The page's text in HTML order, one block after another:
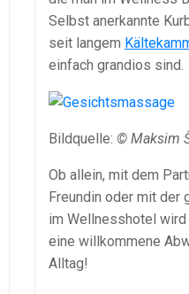
Selbst anerkannte
seit langem
einfach grandios sind.
Bildquelle: © Maksim
Ob allein, mit dem
Freundin oder mit der
im Wellnesshotel
eine willkommene
Alltag!